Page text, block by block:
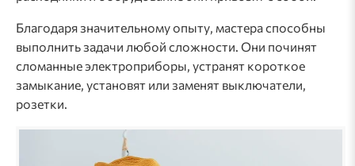
Благодаря значительному опыту, мастера способны
выполнить задачи любой сложности. Они починят
сломанные электроприборы, устранят короткое
замыкание, установят или заменят выключатели,
розетки.